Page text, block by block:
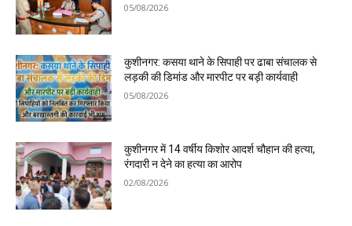
05/08/2026
कुशीनगर: कसया थाने के सिपाही पर ढाबा संचालक से
लड़की की डिमांड और मारपीट पर बड़ी कार्यवाही
05/08/2026
कुशीनगर में 14 वर्षीय किशोर आदर्श चौहान की हत्या,
रंगदारी न देने का हत्या का आरोप
02/08/2026